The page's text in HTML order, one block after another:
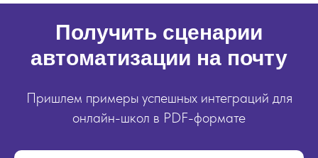
Получить сценарии
автоматизации на почту
Пришлем примеры успешных интеграций для
онлайн-школ в PDF-формате